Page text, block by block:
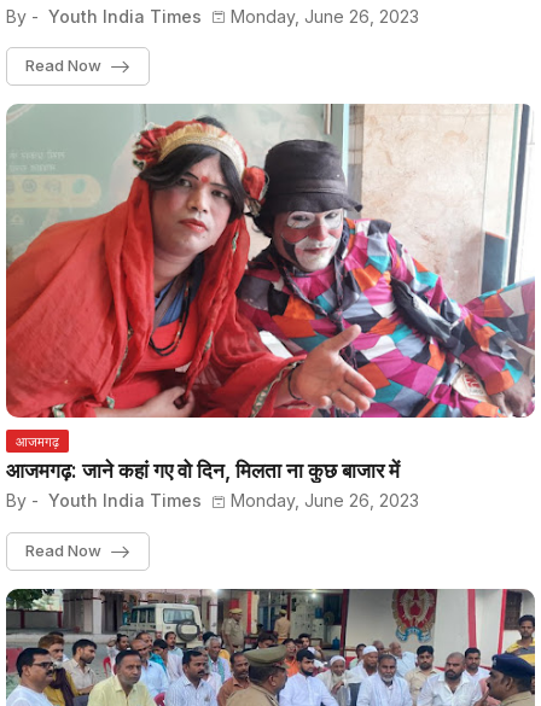
By - Youth India Times Monday, June 26, 2023
Read Now
आजमगढ़
आजमगढ़: जाने कहां गए वो दिन, मिलता ना कुछ बाजार में
By - Youth India Times Monday, June 26, 2023
Read Now